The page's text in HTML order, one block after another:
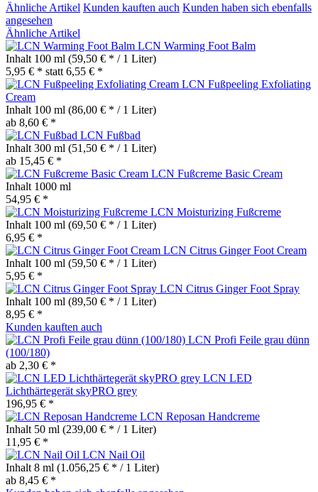
Ähnliche Artikel Kunden kauften auch Kunden haben sich ebenfalls
angesehen
Ähnliche Artikel
LCN Warming Foot Balm
Inhalt 100 ml (59,50 € * / 1 Liter)
5,95 € * statt 6,55 € *
LCN Fußpeeling Exfoliating
Cream
Inhalt 100 ml (86,00 € * / 1 Liter)
ab 8,60 € *
LCN Fußbad
Inhalt 300 ml (51,50 € * / 1 Liter)
ab 15,45 € *
LCN Fußcreme Basic Cream
Inhalt 1000 ml
54,95 € *
LCN Moisturizing Fußcreme
Inhalt 100 ml (69,50 € * / 1 Liter)
6,95 € *
LCN Citrus Ginger Foot Cream
Inhalt 100 ml (59,50 € * / 1 Liter)
5,95 € *
LCN Citrus Ginger Foot Spray
Inhalt 100 ml (89,50 € * / 1 Liter)
8,95 € *
Kunden kauften auch
LCN Profi Feile grau dünn
(100/180)
ab 2,30 € *
LCN LED
Lichthärtegerät skyPRO grey
196,95 € *
LCN Reposan Handcreme
Inhalt 50 ml (239,00 € * / 1 Liter)
11,95 € *
LCN Nail Oil
Inhalt 8 ml (1.056,25 € * / 1 Liter)
ab 8,45 € *